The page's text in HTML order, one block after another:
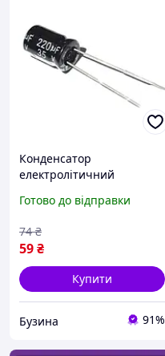
Конденсатор
електролітичний
220мкФ 35В 105С buzyna
Готово до відправки
59₴
74 ₴
Купити
Бузина 91%